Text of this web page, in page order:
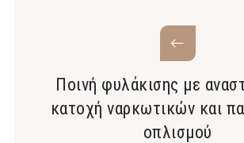
Ποινή φυλάκισης με
κατοχή ναρκωτικών και
οπλισμού